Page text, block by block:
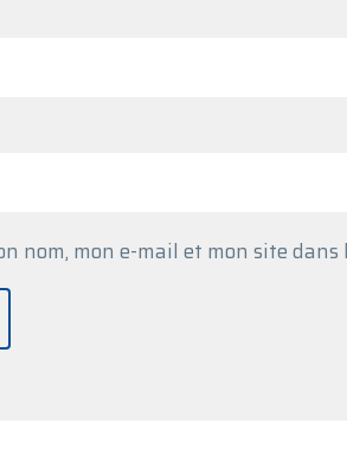
nom, mon e-mail et mon site